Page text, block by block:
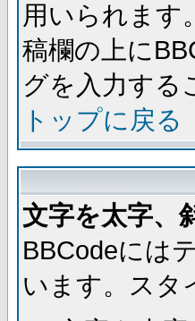
用いられます
稿欄の上に
グを入力する
トップに戻る
文字を太字、
BBCodeには
います。スタ